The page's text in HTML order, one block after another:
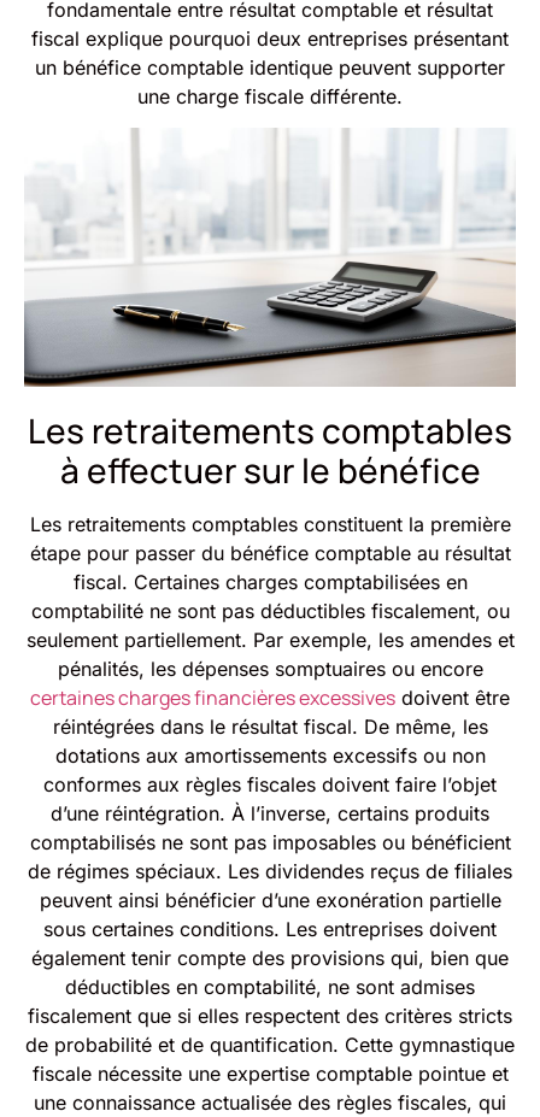
fondamentale entre résultat comptable et résultat
fiscal explique pourquoi deux entreprises présentant
un bénéfice comptable identique peuvent supporter
une charge fiscale différente.
Les retraitements comptables
à effectuer sur le bénéfice
Les retraitements comptables constituent la première
étape pour passer du bénéfice comptable au résultat
fiscal. Certaines charges comptabilisées en
comptabilité ne sont pas déductibles fiscalement, ou
seulement partiellement. Par exemple, les amendes et
pénalités, les dépenses somptuaires ou encore
certaines charges financières excessives doivent être
réintégrées dans le résultat fiscal. De même, les
dotations aux amortissements excessifs ou non
conformes aux règles fiscales doivent faire l’objet
d’une réintégration. À l’inverse, certains produits
comptabilisés ne sont pas imposables ou bénéficient
de régimes spéciaux. Les dividendes reçus de filiales
peuvent ainsi bénéficier d’une exonération partielle
sous certaines conditions. Les entreprises doivent
également tenir compte des provisions qui, bien que
déductibles en comptabilité, ne sont admises
fiscalement que si elles respectent des critères stricts
de probabilité et de quantification. Cette gymnastique
fiscale nécessite une expertise comptable pointue et
une connaissance actualisée des règles fiscales, qui